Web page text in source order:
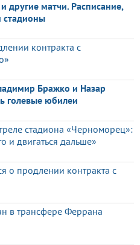
другие матчи. Расписание,
контракта с
Бражко и Назар
голевые юбилеи
стадиона «Черноморец»:
и двигаться дальше»
о продлении контракта с
в трансфере Феррана